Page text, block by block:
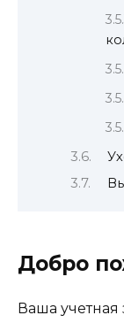
Добро
Ваша учетная